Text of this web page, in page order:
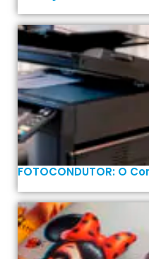
FOTOCONDUTOR: O